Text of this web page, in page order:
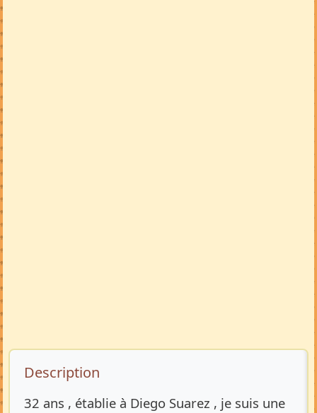
Description de l’annonce
Description
32 ans , établie à Diego Suarez , je suis une